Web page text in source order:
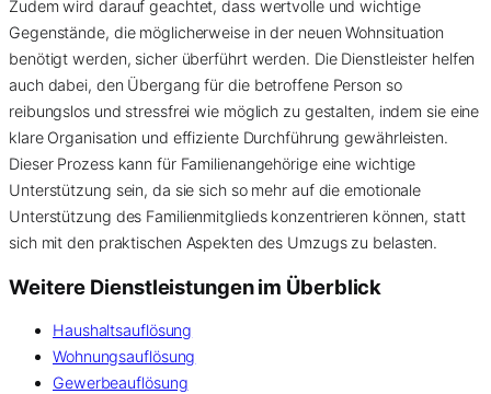
Zudem wird darauf geachtet, dass wertvolle und wichtige
Gegenstände, die möglicherweise in der neuen Wohnsituation
benötigt werden, sicher überführt werden. Die Dienstleister helfen
auch dabei, den Übergang für die betroffene Person so
reibungslos und stressfrei wie möglich zu gestalten, indem sie eine
klare Organisation und effiziente Durchführung gewährleisten.
Dieser Prozess kann für Familienangehörige eine wichtige
Unterstützung sein, da sie sich so mehr auf die emotionale
Unterstützung des Familienmitglieds konzentrieren können, statt
sich mit den praktischen Aspekten des Umzugs zu belasten.
Weitere Dienstleistungen im Überblick
Haushaltsauflösung
Wohnungsauflösung
Gewerbeauflösung